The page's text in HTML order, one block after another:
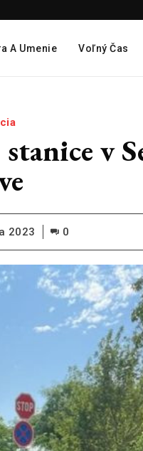
A Umenie Voľný Čas
v
2023 0